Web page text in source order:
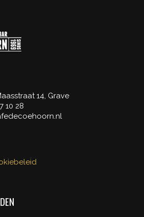
14, Grave
10 28